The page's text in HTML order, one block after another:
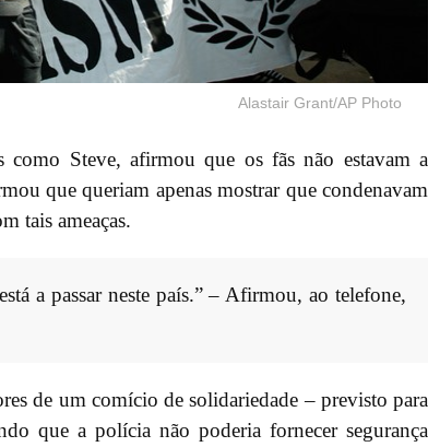
Alastair Grant/AP Photo
Steve, afirmou que os fãs não estavam a
que queriam apenas mostrar que condenavam
tais ameaças.
a passar neste país.” – Afirmou, ao telefone,
de um comício de solidariedade – previsto para
que a polícia não poderia fornecer segurança